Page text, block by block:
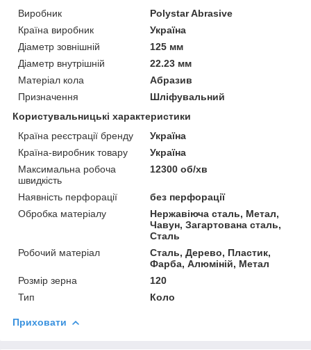
Виробник
Polystar Abrasive
Країна виробник
Україна
Діаметр зовнішній
125 мм
Діаметр внутрішній
22.23 мм
Матеріал кола
Абразив
Призначення
Шліфувальний
Користувальницькі характеристики
Країна реєстрації бренду
Україна
Країна-виробник товару
Україна
Максимальна робоча
швидкість
12300 об/хв
Наявність перфорації
без перфорації
Обробка матеріалу
Нержавіюча сталь, Метал,
Чавун, Загартована сталь,
Сталь
Робочий матеріал
Сталь, Дерево, Пластик,
Фарба, Алюміній, Метал
Розмір зерна
120
Тип
Коло
Приховати